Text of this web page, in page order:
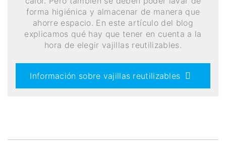
forma higiénica y almacenar de manera que
ahorre espacio. En este artículo del blog
explicamos qué hay que tener en cuenta a la
hora de elegir vajillas reutilizables.
Información sobre vajillas reutilizables